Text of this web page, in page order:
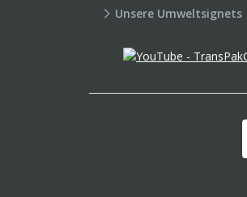
Unsere Umweltsignets